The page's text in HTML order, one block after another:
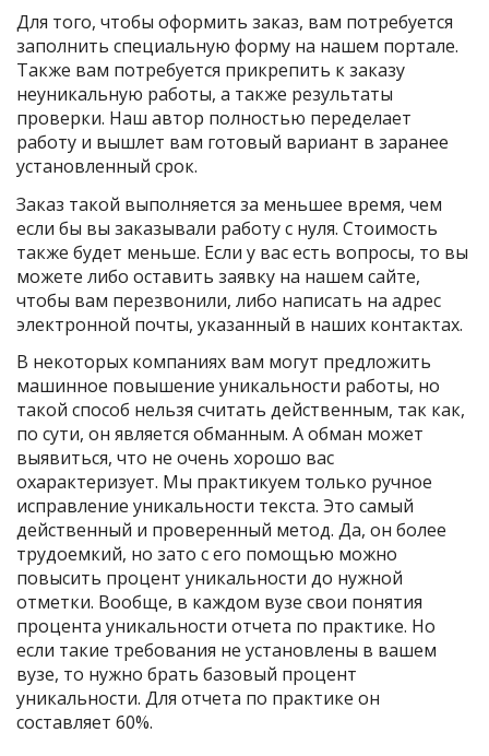
Для того, чтобы оформить заказ, вам потребуется
заполнить специальную форму на нашем портале.
Также вам потребуется прикрепить к заказу
неуникальную работы, а также результаты
проверки. Наш автор полностью переделает
работу и вышлет вам готовый вариант в заранее
установленный срок.
Заказ такой выполняется за меньшее время, чем
если бы вы заказывали работу с нуля. Стоимость
также будет меньше. Если у вас есть вопросы, то вы
можете либо оставить заявку на нашем сайте,
чтобы вам перезвонили, либо написать на адрес
электронной почты, указанный в наших контактах.
В некоторых компаниях вам могут предложить
машинное повышение уникальности работы, но
такой способ нельзя считать действенным, так как,
по сути, он является обманным. А обман может
выявиться, что не очень хорошо вас
охарактеризует. Мы практикуем только ручное
исправление уникальности текста. Это самый
действенный и проверенный метод. Да, он более
трудоемкий, но зато с его помощью можно
повысить процент уникальности до нужной
отметки. Вообще, в каждом вузе свои понятия
процента уникальности отчета по практике. Но
если такие требования не установлены в вашем
вузе, то нужно брать базовый процент
уникальности. Для отчета по практике он
составляет 60%.